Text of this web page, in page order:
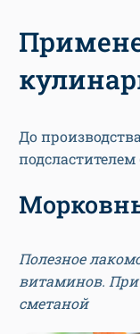
До
Полезное
витаминов.
сметаной